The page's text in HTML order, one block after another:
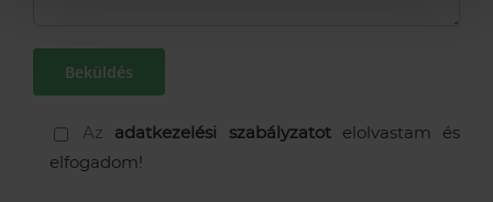
Az adatkezelési szabályzatot elolvastam és
elfogadom!